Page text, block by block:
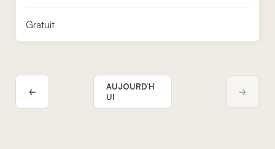
Gratuit
AUJOURD’H
UI